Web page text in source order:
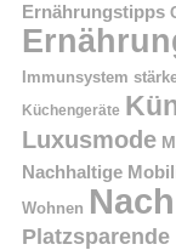
Ernährungstipps
Immunsystem
Küchengeräte
Luxusmode
Nachhaltige
Wohnen
Platzsparende